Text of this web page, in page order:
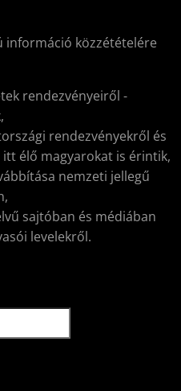
információ közzétételére
rendezvényeiről -
rendezvényekről és
élő magyarokat is érintik,
nemzeti jellegű
sajtóban és médiában
levelekről.